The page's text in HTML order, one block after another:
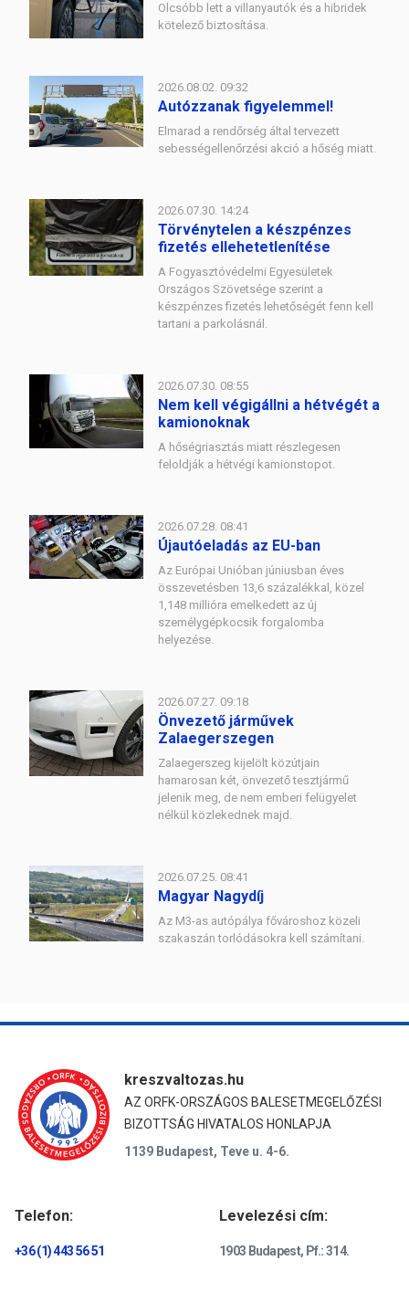
Olcsóbb lett a villanyautók és a hibridek
kötelező biztosítása.
2026.08.02. 09:32
Autózzanak figyelemmel!
Elmarad a rendőrség által tervezett
sebességellenőrzési akció a hőség miatt.
2026.07.30. 14:24
Törvénytelen a készpénzes
fizetés ellehetetlenítése
A Fogyasztóvédelmi Egyesületek
Országos Szövetsége szerint a
készpénzes fizetés lehetőségét fenn kell
tartani a parkolásnál.
2026.07.30. 08:55
Nem kell végigállni a hétvégét a
kamionoknak
A hőségriasztás miatt részlegesen
feloldják a hétvégi kamionstopot.
2026.07.28. 08:41
Újautóeladás az EU-ban
Az Európai Unióban júniusban éves
összevetésben 13,6 százalékkal, közel
1,148 millióra emelkedett az új
személygépkocsik forgalomba
helyezése.
2026.07.27. 09:18
Önvezető járművek
Zalaegerszegen
Zalaegerszeg kijelölt közútjain
hamarosan két, önvezető tesztjármű
jelenik meg, de nem emberi felügyelet
nélkül közlekednek majd.
2026.07.25. 08:41
Magyar Nagydíj
Az M3-as autópálya fővároshoz közeli
szakaszán torlódásokra kell számítani.
kreszvaltozas.hu
AZ ORFK-ORSZÁGOS BALESETMEGELŐZÉSI
BIZOTTSÁG HIVATALOS HONLAPJA
1139 Budapest, Teve u. 4-6.
Telefon:
+36 (1) 443 56 51
Levelezési cím:
1903 Budapest, Pf.: 314.